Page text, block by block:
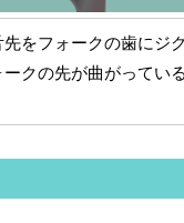
をフォークの歯にジ
クの先が曲がってい